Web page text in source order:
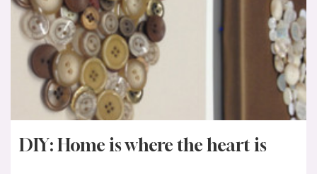
DIY: Home is where the heart is